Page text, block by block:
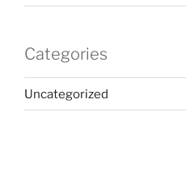
Categories
Uncategorized